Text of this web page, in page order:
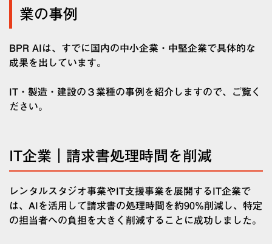
業の事例
BPR AIは、すでに国内の中小企業・中堅企業で具体的な
成果を出しています。
IT・製造・建設の３業種の事例を紹介しますので、ご覧く
ださい。
IT企業｜請求書処理時間を削減
レンタルスタジオ事業やIT支援事業を展開するIT企業で
は、AIを活用して請求書の処理時間を約90%削減し、特定
の担当者への負担を大きく削減することに成功しました。